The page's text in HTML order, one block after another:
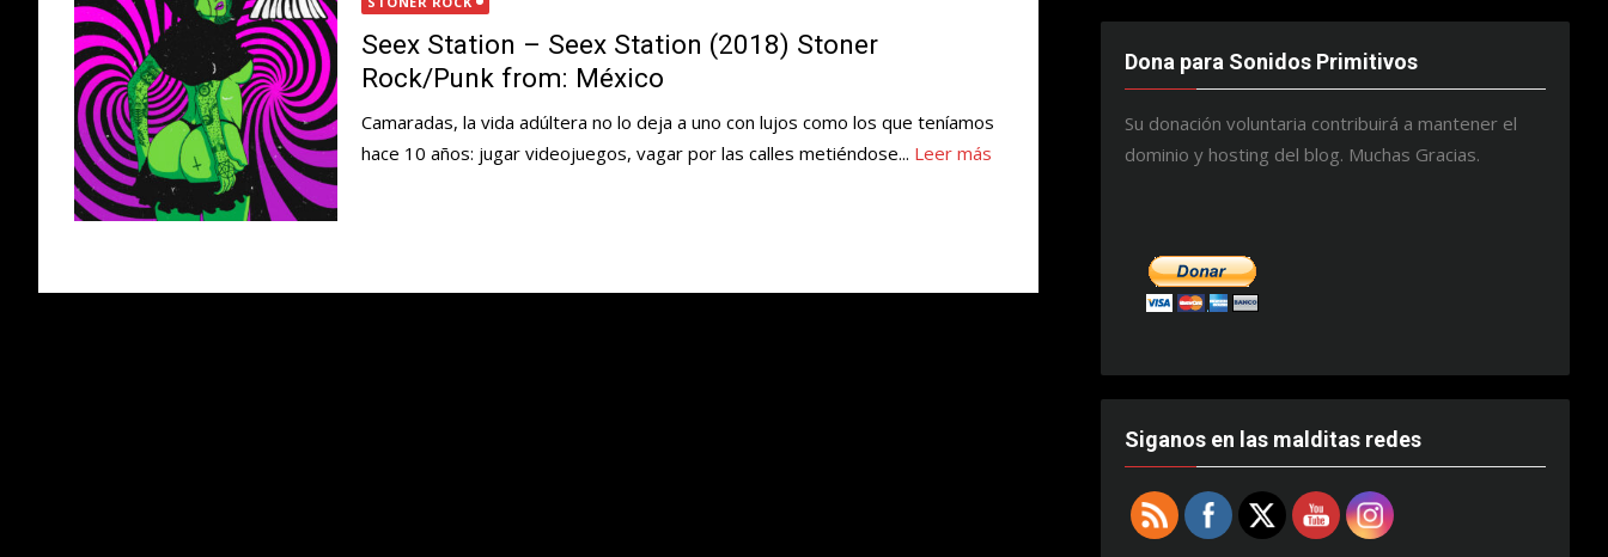
Seex Station – Seex Station (2018) Stoner
Rock/Punk from: México
Camaradas, la vida adúltera no lo deja a uno con lujos como los que teníamos
hace 10 años: jugar videojuegos, vagar por las calles metiéndose... Leer más
Dona para Sonidos Primitivos
Su donación voluntaria contribuirá a mantener el
dominio y hosting del blog. Muchas Gracias.
Siganos en las malditas redes